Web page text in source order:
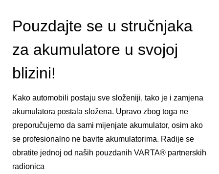
Pouzdajte se u stručnjaka
za akumulatore u svojoj
blizini!
Kako automobili postaju sve složeniji, tako je i zamjena
akumulatora postala složena. Upravo zbog toga ne
preporučujemo da sami mijenjate akumulator, osim ako
se profesionalno ne bavite akumulatorima. Radije se
obratite jednoj od naših pouzdanih VARTA® partnerskih
radionica